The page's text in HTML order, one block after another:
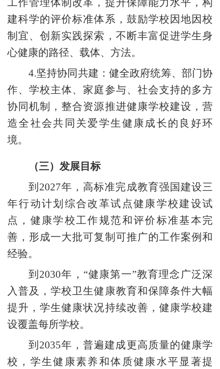
建科学的评价标准体系，鼓励学校因地因校
制宜、创新实践探索，不断丰富促进学生身
心健康的路径、载体、方法。
4.坚持协同共建：健全政府统筹、部门协
作、学校主体、家庭参与、社会支持的多方
协同机制，整合资源推进健康学校建设，营
造全社会共同关爱学生健康成长的良好环
境。
（三）发展目标
到 2027年，高标准完成教育强国建设三
年行动计划综合改革试点健康学校建设试
点，健康学校工作规范和评价标准基本完
善，形成一大批可复制可推广的工作案例和
经验。
到 2030年 ， “健康第一”教育理念广泛深
入普及，学校卫生健康教育和保障条件大幅
提升，学生健康状况持续改善，健康学校建
设覆盖每所学校。
到 2035年，普遍建成更高质量的健康学
校，学生健康素养和体质健康水平显著提